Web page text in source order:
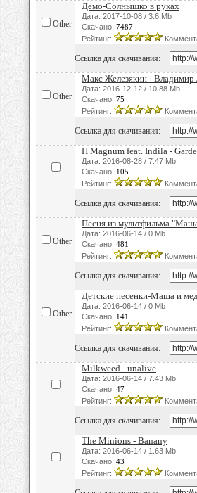
Other
Демо-Солнышко в руках
Дата: 2017-10-08 / 3.6 Mb
Скачано: 7487
Рейтинг:
Ссылка для скачивания:
Other
Макс Железякин -
Дата: 2016-12-12 / 10.88 Mb
Скачано: 75
Рейтинг:
Ссылка для скачивания:
H Magnum feat. Indila -
Дата: 2016-08-28 / 7.47 Mb
Скачано: 105
Рейтинг:
Ссылка для скачивания:
Other
Песня из мультфильма
Дата: 2016-06-14 / 0 Mb
Скачано: 481
Рейтинг:
Ссылка для скачивания:
Other
Детские песенки-Маша и
Дата: 2016-06-14 / 0 Mb
Скачано: 141
Рейтинг:
Ссылка для скачивания:
Мilkweed - unalive
Дата: 2016-06-14 / 7.43 Mb
Скачано: 47
Рейтинг:
Ссылка для скачивания:
The Minions - Banany
Дата: 2016-06-14 / 1.63 Mb
Скачано: 43
Рейтинг: